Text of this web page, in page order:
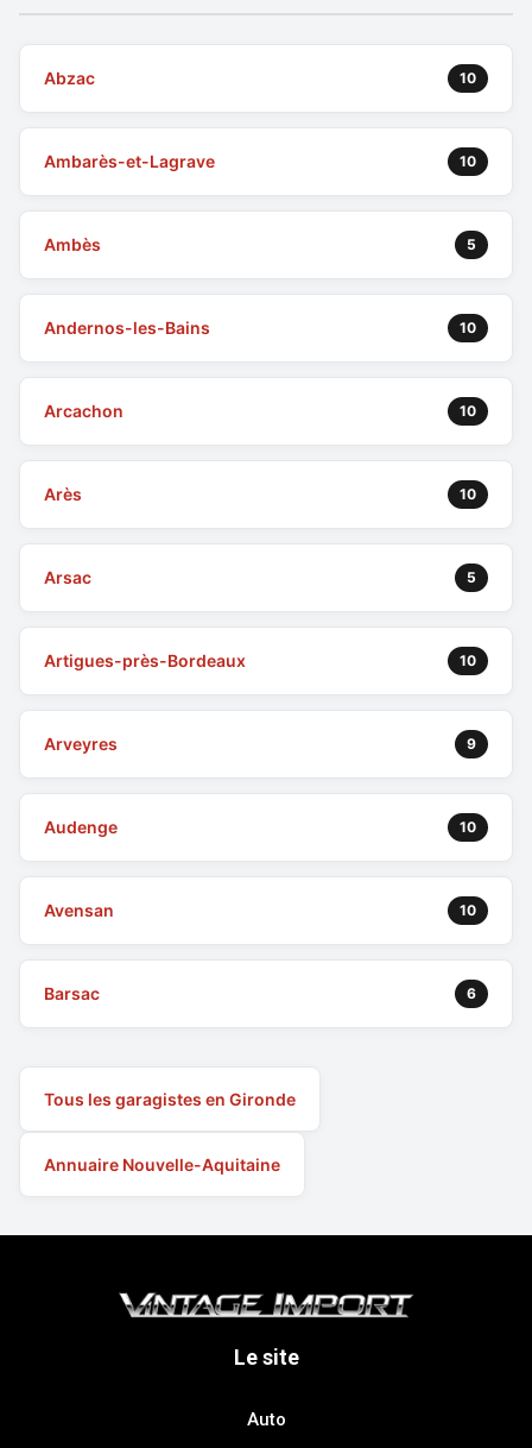
Abzac 10
Ambarès-et-Lagrave 10
Ambès 5
Andernos-les-Bains 10
Arcachon 10
Arès 10
Arsac 5
Artigues-près-Bordeaux 10
Arveyres 9
Audenge 10
Avensan 10
Barsac 6
Tous les garagistes en Gironde
Annuaire Nouvelle-Aquitaine
Le site
Auto